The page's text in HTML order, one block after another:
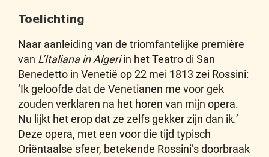
Toelichting
Naar aanleiding van de triomfantelijke première
van L’Italiana in Algeriin het Teatro di San
Benedetto in Venetië op 22 mei 1813 zei Rossini:
‘Ik geloofde dat de Venetianen me voor gek
zouden verklaren na het horen van mijn opera.
Nu lijkt het erop dat ze zelfs gekker zijn dan ik.’
Deze opera, met een voor die tijd typisch
Oriëntaalse sfeer, betekende Rossini’s doorbraak